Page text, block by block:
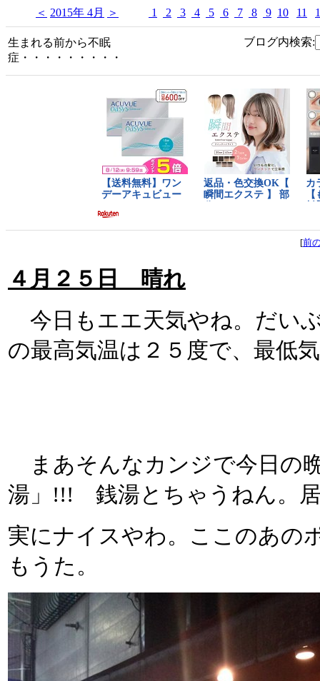
＜ 2015年 4月 ＞ 1 2 3 4 5 6 7 8 9 10 11
生まれる前から不眠
症・・・・・・・・・
ブログ内検索:
[前
４月２５日 晴れ
今日もエエ天気やね。だい
の最高気温は２５度で、最低
まあそんなカンジで今日の
湯」!!! 銭湯とちゃうねん。
実にナイスやわ。ここのあの
もうた。